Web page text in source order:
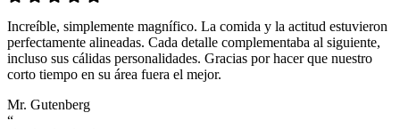
Increíble, simplemente magnífico. La comida y la actitud estuvieron
perfectamente alineadas. Cada detalle complementaba al siguiente,
incluso sus cálidas personalidades. Gracias por hacer que nuestro
corto tiempo en su área fuera el mejor.
Mr. Gutenberg
“